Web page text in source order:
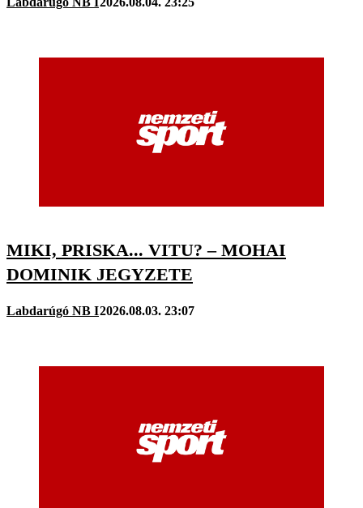
MIKI, PRISKA... VITU? – MOHAI
DOMINIK JEGYZETE
Labdarúgó NB I2026.08.03. 23:07